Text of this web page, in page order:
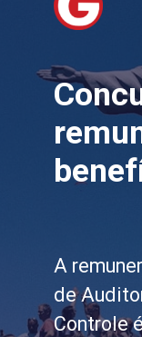
A
de
Controle